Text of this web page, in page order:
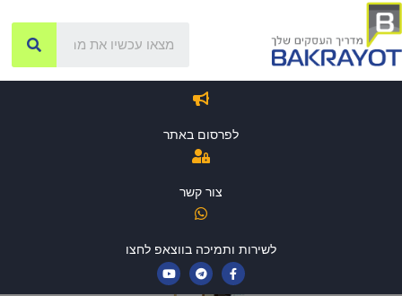
לפרסום באתר
צור קשר
לשירות ותמיכה בווצאפ לחצו